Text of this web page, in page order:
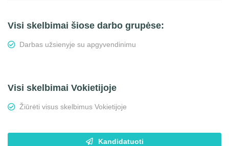
Visi skelbimai šiose darbo grupėse:
Darbas užsienyje su apgyvendinimu
Visi skelbimai Vokietijoje
Žiūrėti visus skelbimus Vokietijoje
Kandidatuoti